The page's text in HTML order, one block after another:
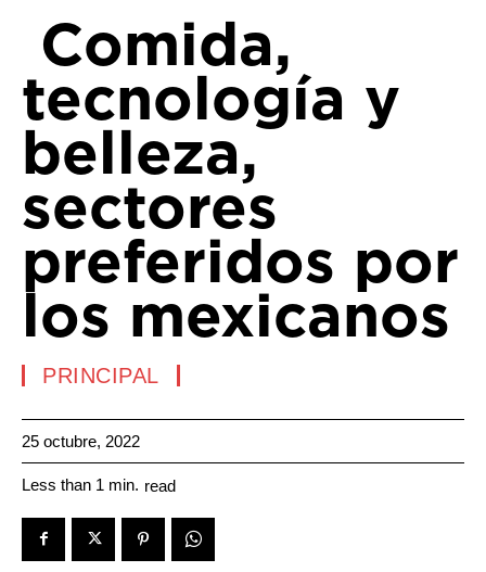
Comida,
tecnología y
belleza,
sectores
preferidos por
los mexicanos
PRINCIPAL
25 octubre, 2022
Less than 1 min. read